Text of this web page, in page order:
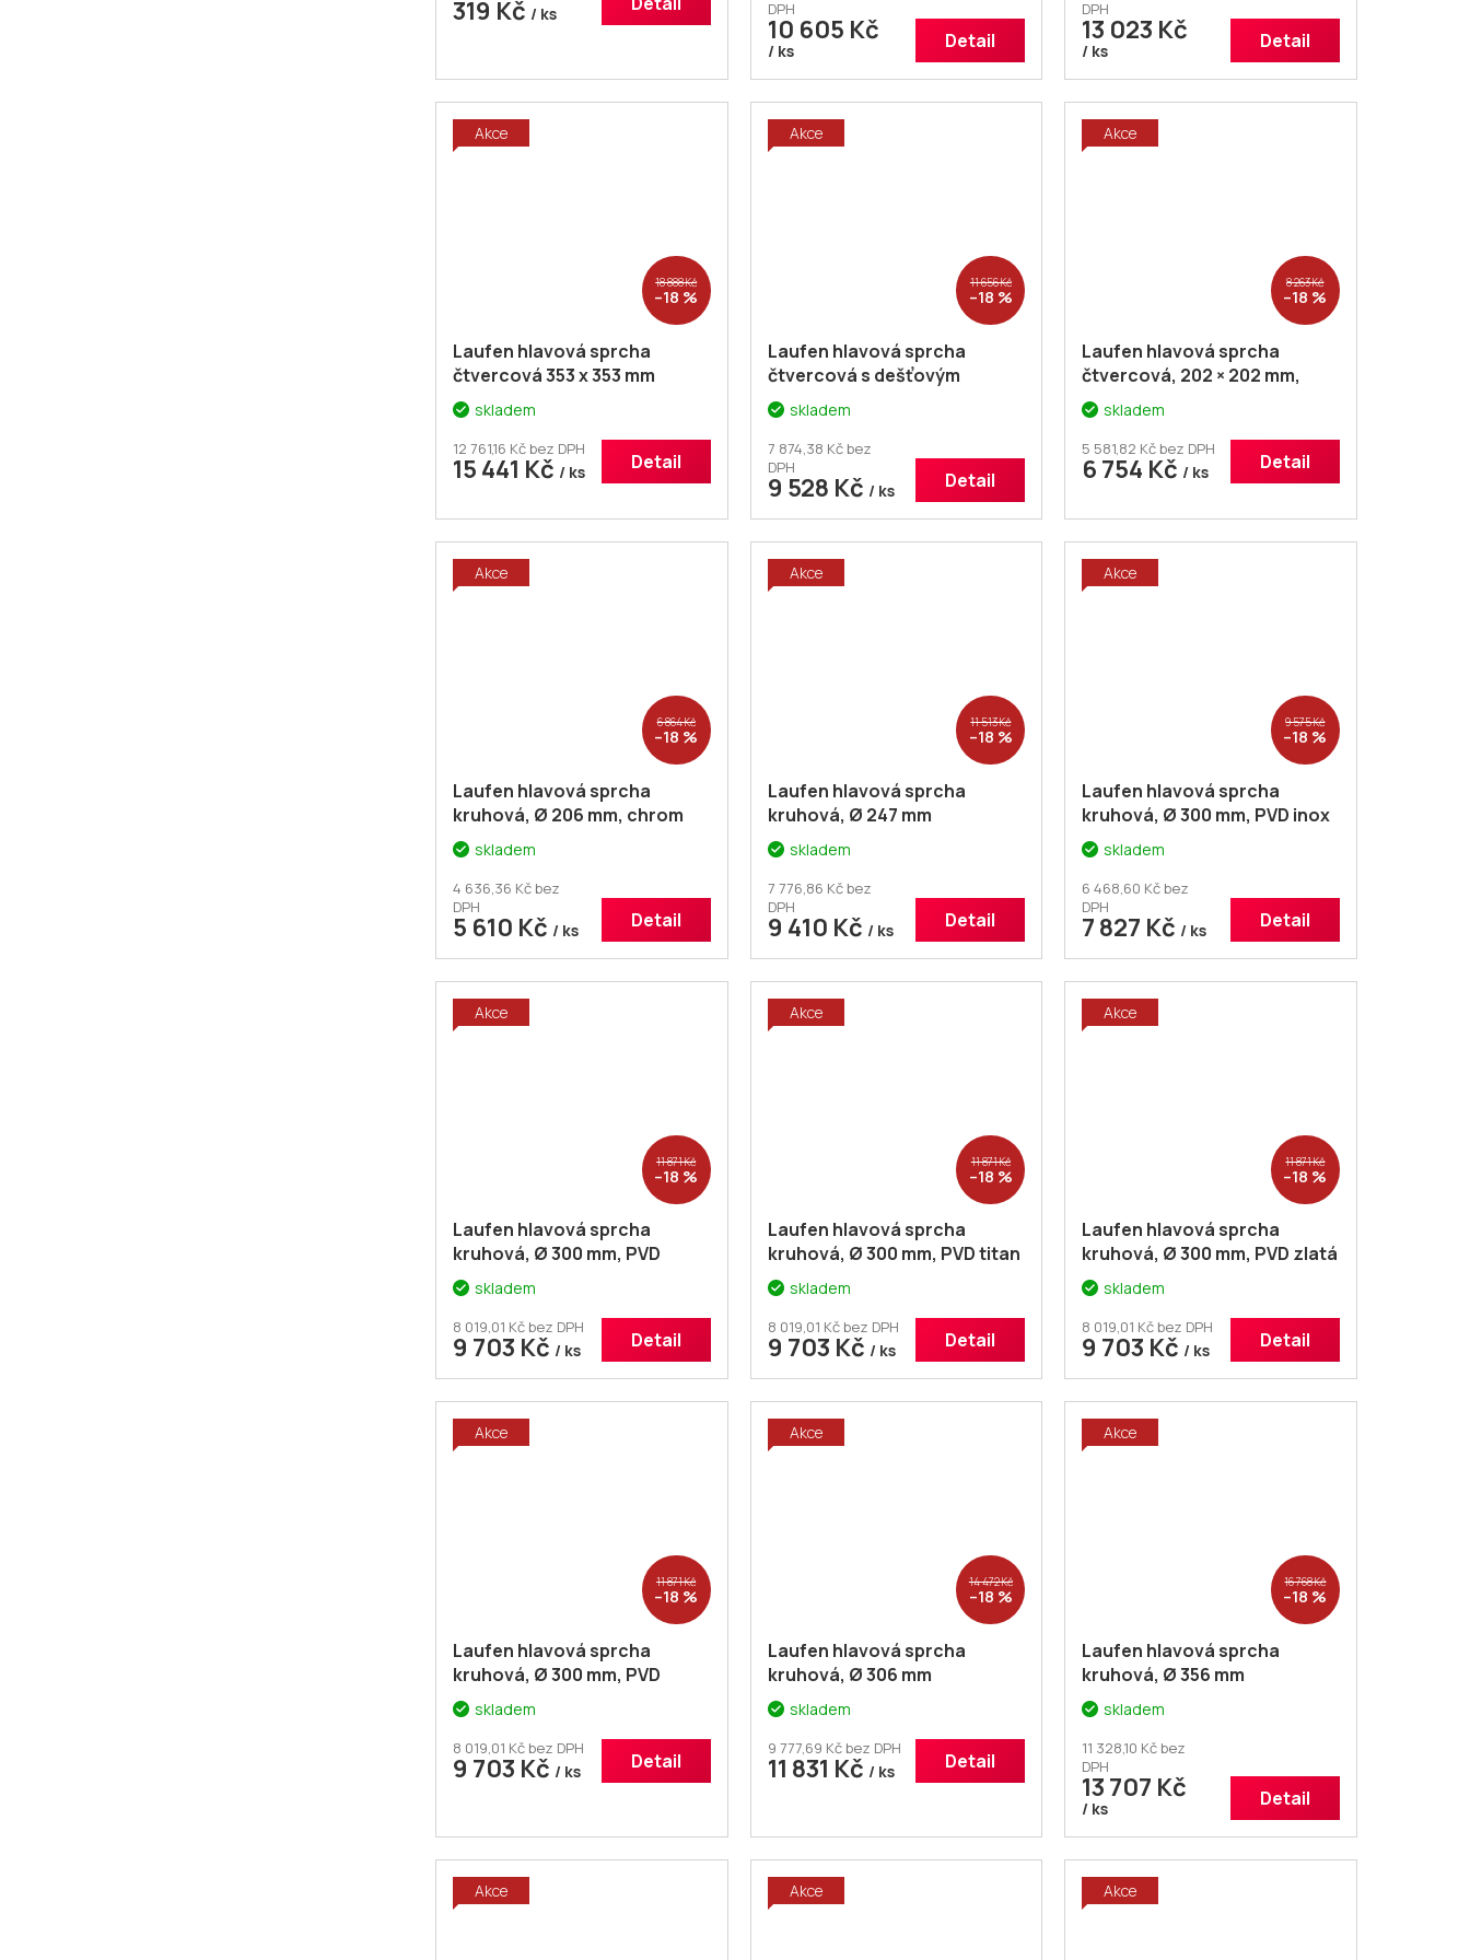
319 Kč / ks
DPH
10 605 Kč
/ ks Detail
DPH
13 023 Kč
/ ks Detail
Akce
18 888 Kč
–18 %
Laufen hlavová sprcha
čtvercová 353 x 353 mm
skladem
12 761,16 Kč bez DPH
15 441 Kč / ks Detail
Akce
11 656 Kč
–18 %
Laufen hlavová sprcha
čtvercová s dešťovým
efektem, 300 x 300 mm,
chrom
skladem
7 874,38 Kč bez
DPH
9 528 Kč / ks Detail
Akce
8 263 Kč
–18 %
Laufen hlavová sprcha
čtvercová, 202 × 202 mm,
chrom
skladem
5 581,82 Kč bez DPH
6 754 Kč / ks Detail
Akce
6 864 Kč
–18 %
Laufen hlavová sprcha
kruhová, Ø 206 mm, chrom
skladem
4 636,36 Kč bez
DPH
5 610 Kč / ks Detail
Akce
11 513 Kč
–18 %
Laufen hlavová sprcha
kruhová, Ø 247 mm
skladem
7 776,86 Kč bez
DPH
9 410 Kč / ks Detail
Akce
9 575 Kč
–18 %
Laufen hlavová sprcha
kruhová, Ø 300 mm, PVD inox
kartáčovaná ocel
skladem
6 468,60 Kč bez
DPH
7 827 Kč / ks Detail
Akce
11 871 Kč
–18 %
Laufen hlavová sprcha
kruhová, Ø 300 mm, PVD
světle zlatá matná
H3679810832321
skladem
8 019,01 Kč bez DPH
9 703 Kč / ks Detail
Akce
11 871 Kč
–18 %
Laufen hlavová sprcha
kruhová, Ø 300 mm, PVD titan
černá matná H3679810812321
skladem
8 019,01 Kč bez DPH
9 703 Kč / ks Detail
Akce
11 871 Kč
–18 %
Laufen hlavová sprcha
kruhová, Ø 300 mm, PVD zlatá
lesklá H3679810012321
skladem
8 019,01 Kč bez DPH
9 703 Kč / ks Detail
Akce
11 871 Kč
–18 %
Laufen hlavová sprcha
kruhová, Ø 300 mm, PVD
zlatorůžová H3679810822321
skladem
8 019,01 Kč bez DPH
9 703 Kč / ks Detail
Akce
14 472 Kč
–18 %
Laufen hlavová sprcha
kruhová, Ø 306 mm
skladem
9 777,69 Kč bez DPH
11 831 Kč / ks Detail
Akce
16 768 Kč
–18 %
Laufen hlavová sprcha
kruhová, Ø 356 mm
skladem
11 328,10 Kč bez
DPH
13 707 Kč
/ ks Detail
Akce Akce Akce